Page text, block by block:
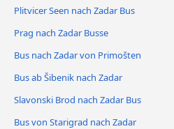
Plitvicer Seen nach Zadar Bus
Prag nach Zadar Busse
Bus nach Zadar von Primošten
Bus ab Šibenik nach Zadar
Slavonski Brod nach Zadar Bus
Bus von Starigrad nach Zadar